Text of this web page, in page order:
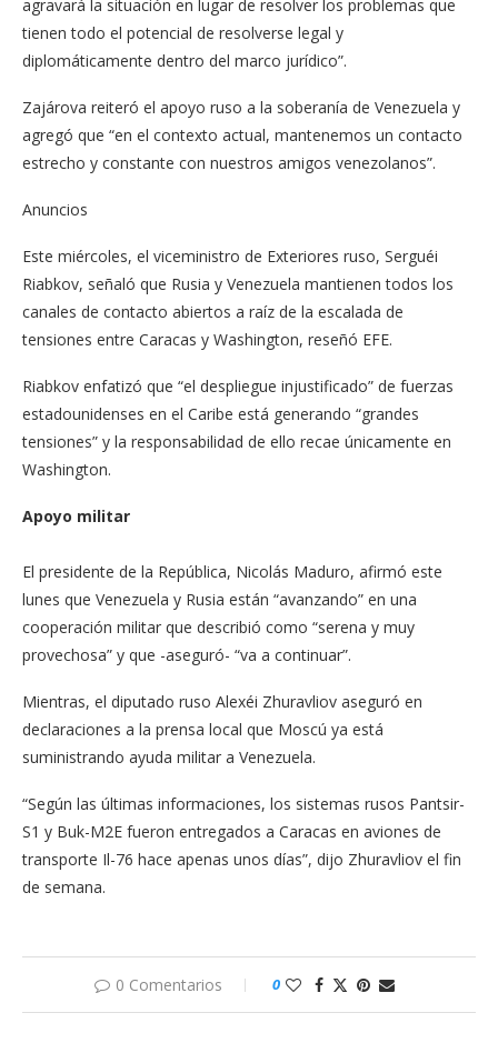
agravará la situación en lugar de resolver los problemas que
tienen todo el potencial de resolverse legal y
diplomáticamente dentro del marco jurídico”.
Zajárova reiteró el apoyo ruso a la soberanía de Venezuela y
agregó que “en el contexto actual, mantenemos un contacto
estrecho y constante con nuestros amigos venezolanos”.
Anuncios
Este miércoles, el viceministro de Exteriores ruso, Serguéi
Riabkov, señaló que Rusia y Venezuela mantienen todos los
canales de contacto abiertos a raíz de la escalada de
tensiones entre Caracas y Washington, reseñó EFE.
Riabkov enfatizó que “el despliegue injustificado” de fuerzas
estadounidenses en el Caribe está generando “grandes
tensiones” y la responsabilidad de ello recae únicamente en
Washington.
Apoyo militar
El presidente de la República, Nicolás Maduro, afirmó este
lunes que Venezuela y Rusia están “avanzando” en una
cooperación militar que describió como “serena y muy
provechosa” y que -aseguró- “va a continuar”.
Mientras, el diputado ruso Alexéi Zhuravliov aseguró en
declaraciones a la prensa local que Moscú ya está
suministrando ayuda militar a Venezuela.
“Según las últimas informaciones, los sistemas rusos Pantsir-
S1 y Buk-M2E fueron entregados a Caracas en aviones de
transporte Il-76 hace apenas unos días”, dijo Zhuravliov el fin
de semana.
0 Comentarios 0